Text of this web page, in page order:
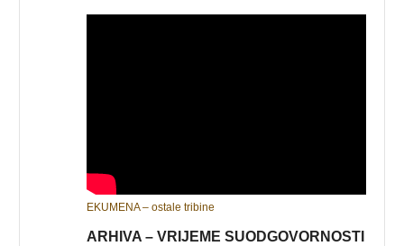
EKUMENA – ostale tribine
ARHIVA – VRIJEME SUODGOVORNOSTI